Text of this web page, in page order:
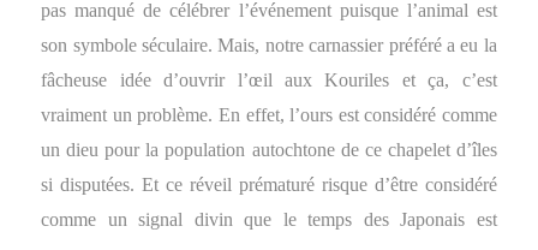
pas manqué de célébrer l’événement puisque l’animal est
son symbole séculaire. Mais, notre carnassier préféré a eu la
fâcheuse idée d’ouvrir l’œil aux Kouriles et ça, c’est
vraiment un problème. En effet, l’ours est considéré comme
un dieu pour la population autochtone de ce chapelet d’îles
si disputées. Et ce réveil prématuré risque d’être considéré
comme un signal divin que le temps des Japonais est